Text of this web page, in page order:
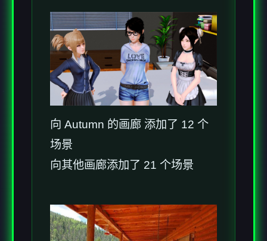
向 Autumn 的画廊 添加了 12 个
场景
向其他画廊添加了 21 个场景